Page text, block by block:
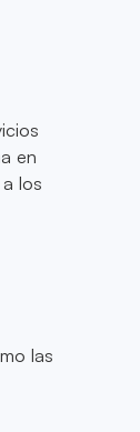
en
los
las